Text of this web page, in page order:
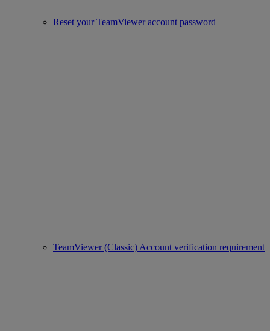
Reset your TeamViewer account password
TeamViewer (Classic) Account verification requirement